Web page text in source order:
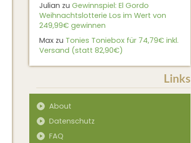
Julian zu Gewinnspiel: El Gordo
Weihnachtslotterie Los im Wert von
249,99€ gewinnen
Max zu Tonies Toniebox für 74,79€ inkl.
Versand (statt 82,90€)
Links
About
Datenschutz
FAQ